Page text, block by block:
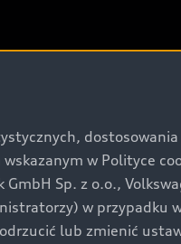
w Polityce
Sp. z o.o.,
w przypadku
lub zmienić